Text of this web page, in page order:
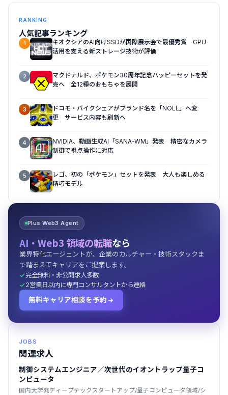
RANKING
人気記事ランキング
1
キオクシアのAI向けSSDが国際展示会で最優秀賞 GPU
活用を支える新ストレージ技術が評価
2
マクドナルド、ポケモン30周年記念ハッピーセットを発
売へ 全12種のおもちゃを展開
3
ドコモ・バイクシェアがブランド名を「NOLL」へ変
更 サービス内容も刷新へ
4
NVIDIA、動画生成AI「SANA-WM」発表 精密なカメラ
制御で視点操作に対応
5
レゴ、初の「ポケモン」セットを発表 大人も楽しめる
精巧モデル
Plus Web3 Agent
AI・Web3 領域の転職なら
業界特化エージェントが、企業のカルチャー・技術スタックま
で踏まえてキャリアをご提案します。
完全無料・非公開求人多数
2営業日以内に専門コンサルタントから連絡
無料キャリア相談を予約
JOBS
関連求人
制御システムエンジニア／次世代のイオントラップ量子コ
ンピュータ
国内大学発ディープテックスタートアップ/量子コンピュータ領域/シ